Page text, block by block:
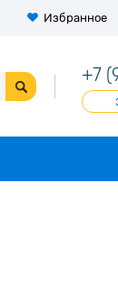
Избранное
+7